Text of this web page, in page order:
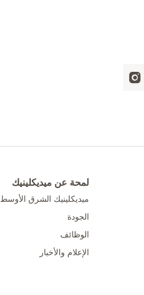
لمحة عن ميديكلينيك
ميديكلينيك الشرق الأوسط
الجودة
الوظائف
الإعلام والأخبار